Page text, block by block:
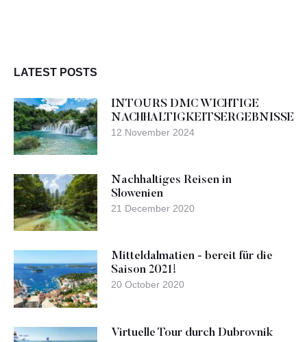
LATEST POSTS
INTOURS DMC WICHTIGE
NACHHALTIGKEITSERGEBNISSE
12 November 2024
Nachhaltiges Reisen in
Slowenien
21 December 2020
Mitteldalmatien - bereit für die
Saison 2021!
20 October 2020
Virtuelle Tour durch Dubrovnik